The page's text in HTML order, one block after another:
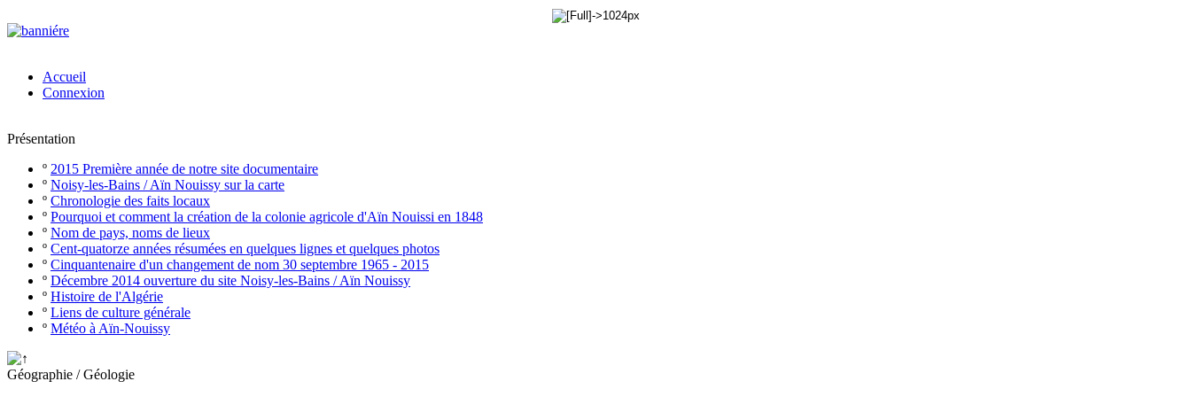
Accueil
Connexion
Présentation
º 2015 Première année de notre site documentaire
º Noisy-les-Bains / Aïn Nouissy sur la carte
º Chronologie des faits locaux
º Pourquoi et comment la création de la colonie agricole d'Aïn Nouissi en 1848
º Nom de pays, noms de lieux
º Cent-quatorze années résumées en quelques lignes et quelques photos
º Cinquantenaire d'un changement de nom 30 septembre 1965 - 2015
º Décembre 2014 ouverture du site Noisy-les-Bains / Aïn Nouissy
º Histoire de l'Algérie
º Liens de culture générale
º Météo à Aïn-Nouissy
Géographie / Géologie